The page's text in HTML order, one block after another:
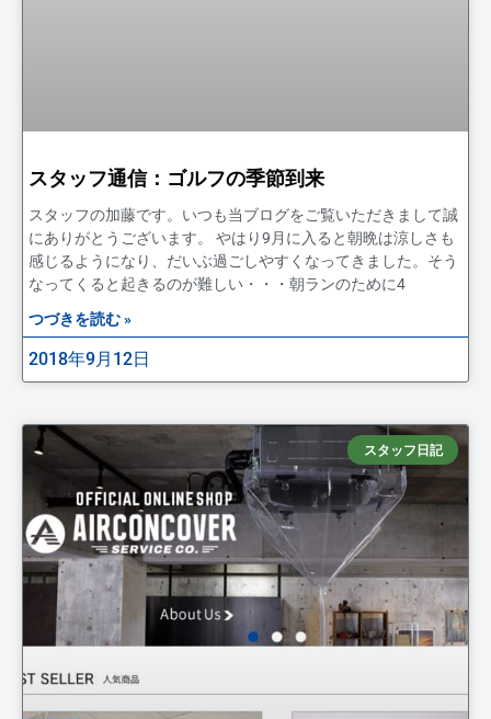
スタッフ通信：ゴルフの季節到来
スタッフの加藤です。いつも当ブログをご覧いただきまして誠
にありがとうございます。 やはり9月に入ると朝晩は涼しさも
感じるようになり、だいぶ過ごしやすくなってきました。そう
なってくると起きるのが難しい・・・朝ランのために4
つづきを読む »
2018年9月12日
スタッフ日記